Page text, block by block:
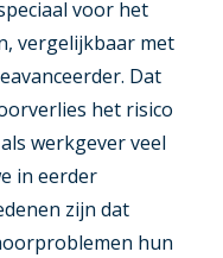
voor het
vergelijkbaar met
Dat
het risico
werkgever veel
in eerder
zijn dat
hun